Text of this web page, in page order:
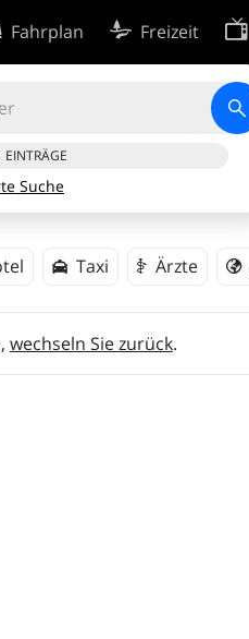
Fahrplan Freizeit
EINTRÄGE
Suche
Taxi Ärzte
wechseln Sie zurück.